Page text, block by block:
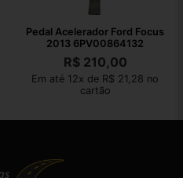
Pedal Acelerador Ford Focus
2013 6PV00864132
R$210,00
Em até 12x de R$ 21,28 no
cartão